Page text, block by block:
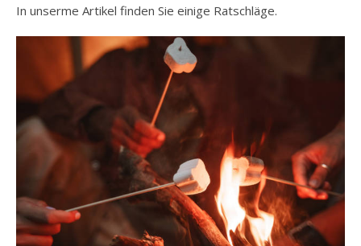
In unserme Artikel finden Sie einige Ratschläge.